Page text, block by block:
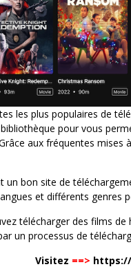
les plus populaires de
pour vous
aux fréquentes
un bon site de
et différents genres
télécharger des films
un processus de
Visitez ==>